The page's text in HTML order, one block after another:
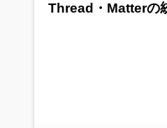
Thread・Matterの